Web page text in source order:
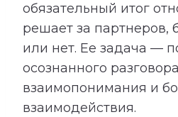
обязательный итог
решает за партнеров,
или нет. Ее задача —
осознанного
взаимопонимания и
взаимодействия.